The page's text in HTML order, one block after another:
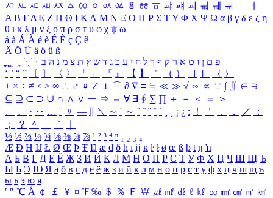
ㅺ ㅻ ㅼ ㅽ ㅾ ㅿ ㆀ ㆁ ㆂ ㆃ ㆄ ㆅ ㆆ ㆇ ㆈ ㆉ ㆊ ㆋ ㆌ ㆍ
ㆎ
Α Β ΓΔ Ε Ζ Η Θ Ι ΚΛ Μ Ν Ξ Ο Π Ρ Σ ΤΥ Φ Χ Ψ Ω α β γ δ ε ζ η
θ ι κ λ μ ν ξ ο π ρ σ τ υ φ χ ψ ω
á à Á À é è É È ç Ç ê
Ä Ö Ü ä ö ü ß
ִֶֹ ֻּ ׁׂ פ ם ן ו ט א ר ק ף ך ל ח י ע כ ג ד ש ץ ת צ מ נ ה ב
‘ ’ “ ” 〔 〕 〈 〉 「 」 『 』 【 】 ＂ （ ） ［ ］ ｛ ｝
± × ÷ ≠ ≤ ≥ ∞ ∴ ♂ ♀ ∠ ⊥ ⌒ ∂ ∇ ≡ ≒ ≪ ≫ √ ∽ ∝ ∵ ∫ ∬ ∈ ∋
⊆ ⊇ ⊂ ⊃ ∪ ∩ ∧ ∨ ￢ ⇒ ⇔ ∀ ∃ ∮ ∑ ∏ ＋ － ＜ ＝
＞
、
。 · ‥ … ¨ 〃 ― ＼ ∼ ´ ～ ˇ ˘ ˝ ˚ ˙ ¸ ¡ ¿ ː ！ ＇ ， ． ／
：
；
？ ＾ ｀
½ ⅓ ⅔ ¼ ¾ ⅛ ⅜ ⅝ ⅞ ¹ ² ³ ⁴ ⁿ ₁ ₂ ₃ ₄
Æ Ð Ħ Ĳ Ł Ø Œ Þ Ŧ Ŋ æ đ ð ħ ı ĳ ĸ ŀ ł ø œ ß þ ŧ ŋ ŉ
А Б В Г Д Е Ё Ж З И Й К Л М Н О П Р С Т У Ф Х Ц Ч Ш Щ Ъ
Ы Ь Э Ю Я а б в г д е ё ж з и й к л м н о п р с т у ф х ц ч ш щ ъ
ы ь э ю я
′ ″ ℃ Å ￠ ￡ ￥ ¤ ℉ ‰ ＄ ％ Ｆ ￦ ㎕ ㎖ ㎗ ℓ ㎘ ㏄ ㎣ ㎤ ㎥ ㎦